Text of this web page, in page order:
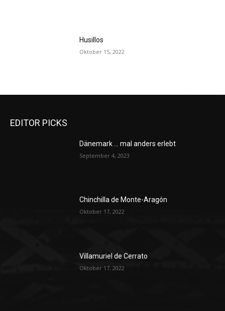
Husillos
Oktober 15, 2022
EDITOR PICKS
Dänemark … mal anders erlebt
September 4, 2023
Chinchilla de Monte-Aragón
Oktober 17, 2022
Villamuriel de Cerrato
Oktober 17, 2022